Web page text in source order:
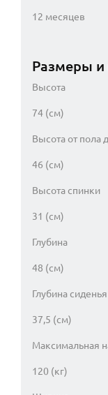
12 месяцев
Размеры и
Высота
74 (см)
Высота от пола
46 (см)
Высота спинки
31 (см)
Глубина
48 (см)
Глубина сиденья
37,5 (см)
Максимальная
120 (кг)